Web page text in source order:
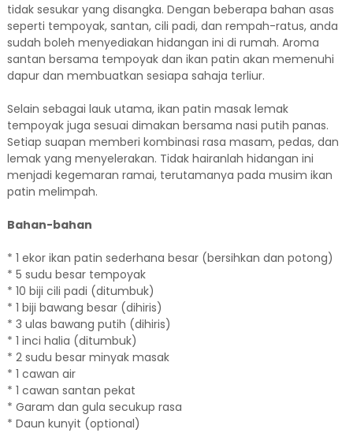
tidak sesukar yang disangka. Dengan beberapa bahan asas
seperti tempoyak, santan, cili padi, dan rempah-ratus, anda
sudah boleh menyediakan hidangan ini di rumah. Aroma
santan bersama tempoyak dan ikan patin akan memenuhi
dapur dan membuatkan sesiapa sahaja terliur.
Selain sebagai lauk utama, ikan patin masak lemak
tempoyak juga sesuai dimakan bersama nasi putih panas.
Setiap suapan memberi kombinasi rasa masam, pedas, dan
lemak yang menyelerakan. Tidak hairanlah hidangan ini
menjadi kegemaran ramai, terutamanya pada musim ikan
patin melimpah.
Bahan-bahan
* 1 ekor ikan patin sederhana besar (bersihkan dan potong)
* 5 sudu besar tempoyak
* 10 biji cili padi (ditumbuk)
* 1 biji bawang besar (dihiris)
* 3 ulas bawang putih (dihiris)
* 1 inci halia (ditumbuk)
* 2 sudu besar minyak masak
* 1 cawan air
* 1 cawan santan pekat
* Garam dan gula secukup rasa
* Daun kunyit (optional)